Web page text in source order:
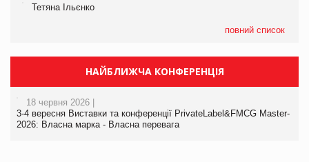
Тетяна Ільєнко
повний список
НАЙБЛИЖЧА КОНФЕРЕНЦІЯ
18 червня 2026 |
3-4 вересня Виставки та конференції PrivateLabel&FMCG Master-
2026: Власна марка - Власна перевага